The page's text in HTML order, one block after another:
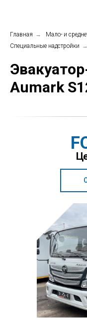
Главная → Мало- и
Специальные надстройки →
Aumark